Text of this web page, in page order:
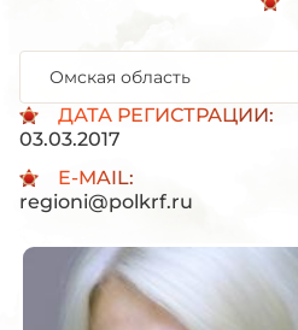
ДАТА РЕГИСТРАЦИИ:
03.03.2017
E-MAIL:
regioni@polkrf.ru
Омская область